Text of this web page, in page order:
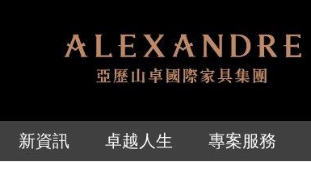
新資訊 卓越人生 專案服務